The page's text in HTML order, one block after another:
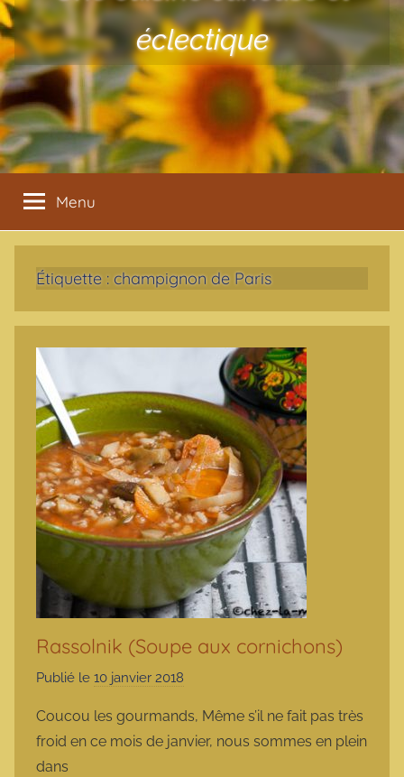
éclectique
Menu
Étiquette : champignon de Paris
Rassolnik (Soupe aux cornichons)
Publié le 10 janvier 2018
r
m
Coucou les gourmands, Même s’il ne fait pas très
froid en ce mois de janvier, nous sommes en plein
dans